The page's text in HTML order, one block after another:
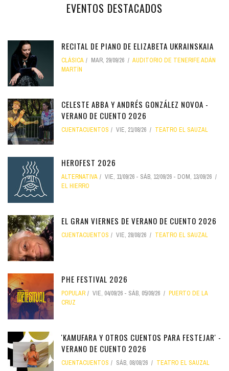
EVENTOS DESTACADOS
RECITAL DE PIANO DE ELIZABETA UKRAINSKAIA
CLÁSICA MAR, 29/09/26
AUDITORIO DE TENERIFE ADÁN
MARTÍN
CELESTE ABBA Y ANDRÉS GONZÁLEZ NOVOA -
VERANO DE CUENTO 2026
CUENTACUENTOS VIE, 21/08/26 TEATRO EL SAUZAL
HEROFEST 2026
ALTERNATIVA VIE, 11/09/26 - SÁB, 12/09/26 - DOM, 13/09/26
EL HIERRO
EL GRAN VIERNES DE VERANO DE CUENTO 2026
CUENTACUENTOS VIE, 28/08/26 TEATRO EL SAUZAL
PHE FESTIVAL 2026
POPULAR VIE, 04/09/26 - SÁB, 05/09/26
PUERTO DE LA
CRUZ
'KAMUFARA Y OTROS CUENTOS PARA FESTEJAR' -
VERANO DE CUENTO 2026
CUENTACUENTOS SÁB, 08/08/26 TEATRO EL SAUZAL